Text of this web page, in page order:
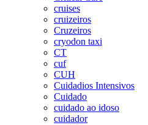
cruises
cruizeiros
Cruzeiros
cryodon taxi
CT
cuf
CUH
Cuidadios Intensivos
Cuidado
cuidado ao idoso
cuidador